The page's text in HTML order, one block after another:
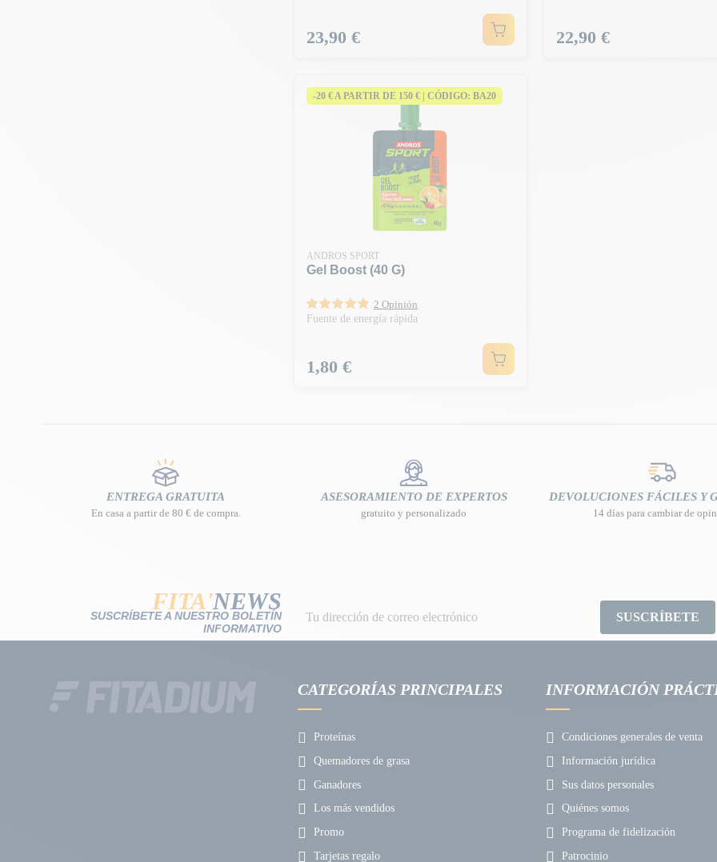
Precio
23,90 € Precio
22,90 €
-20 € A PARTIR DE 150 € | CÓDIGO: BA20
ANDROS SPORT
Gel Boost (40 G)
2 Opinión
Fuente de energía rápida
Precio
1,80 €
ENTREGA GRATUITA
En casa a partir de 80 € de compra.
ASESORAMIENTO DE EXPERTOS
gratuito y personalizado
DEVOLUCIONES FÁCILES Y
14 días para cambiar de
FITA'NEWS
SUSCRÍBETE A NUESTRO BOLETÍN
INFORMATIVO
SUSCRÍBETE
CATEGORÍAS PRINCIPALES
Proteínas
Quemadores de grasa
Ganadores
Los más vendidos
Promo
Tarjetas regalo
INFORMACIÓN
Condiciones generales de venta
Información jurídica
Sus datos personales
Quiénes somos
Programa de fidelización
Patrocinio